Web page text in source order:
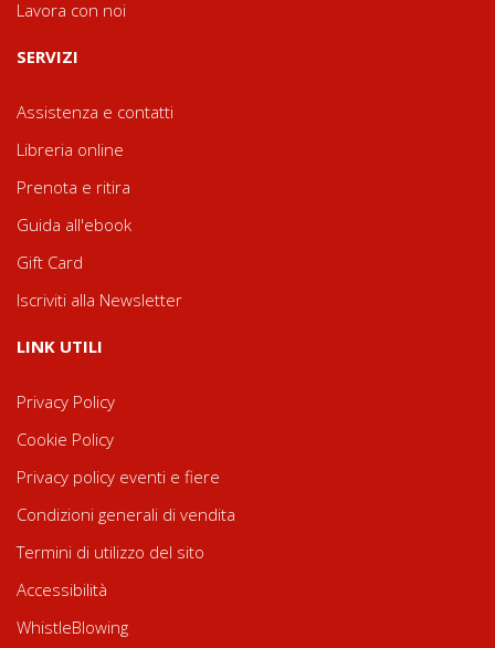
Lavora con noi
SERVIZI
Assistenza e contatti
Libreria online
Prenota e ritira
Guida all'ebook
Gift Card
Iscriviti alla Newsletter
LINK UTILI
Privacy Policy
Cookie Policy
Privacy policy eventi e fiere
Condizioni generali di vendita
Termini di utilizzo del sito
Accessibilità
WhistleBlowing